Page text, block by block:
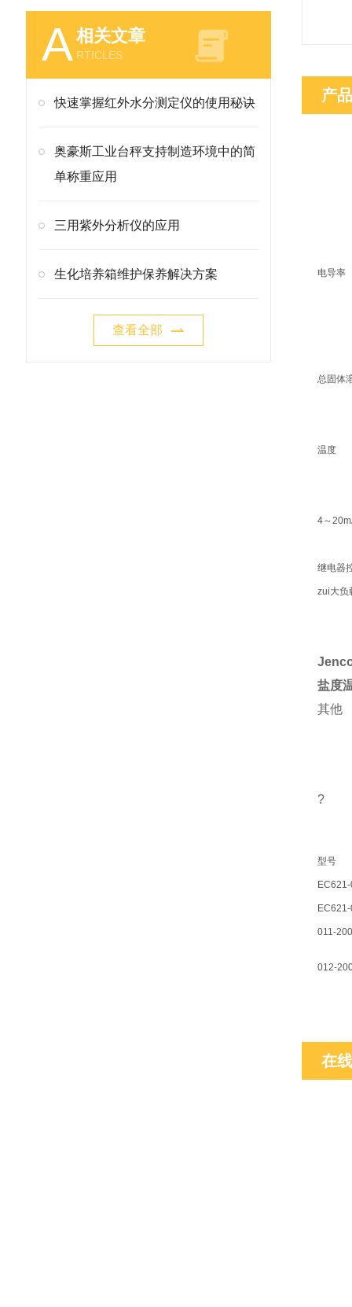
A相关文章
RTICLES
快速掌握红外水分测定仪的使用秘诀
奥豪斯工业台秤支持制造环境中的简
单称重应用
三用紫外分析仪的应用
生化培养箱维护保养解决方案
查看全部
产
电导率
总固体
温度
4～
继电器
zui大负
盐度
其他
?
型号
011-
012-
在